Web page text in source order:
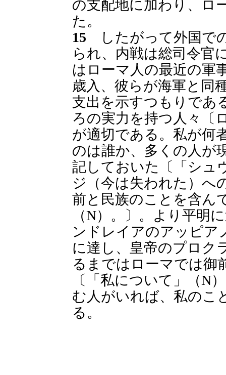
の支配地に加わり、ロ
た。
15 したがって外国で
られ、内戦は総司令官
はローマ人の最近の軍
歳入、彼らが海軍と同
支出を示すつもりであ
ろの実力を持つ人々〔
が適切である。私が何
のは誰か、多くの人が
記しておいた〔「シュ
ジ（今は失われた）へ
前と民族のことを含ん
（N）。〕。より平明
ンドレイアのアッピア
に達し、皇帝のプロク
るまではローマでは御
〔「私について」（N
む人がいれば、私のこ
る。